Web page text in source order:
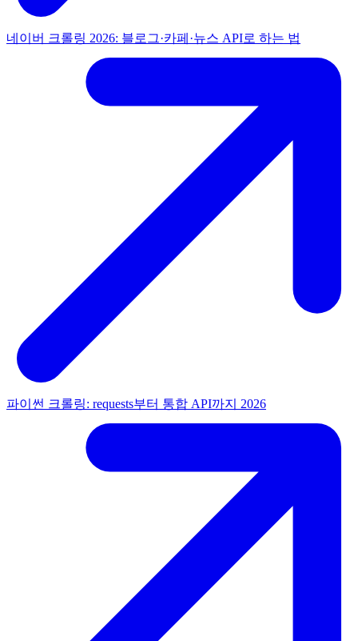
네이버 크롤링 2026: 블로그·카페·뉴스 API로 하는 법
파이썬 크롤링: requests부터 통합 API까지 2026